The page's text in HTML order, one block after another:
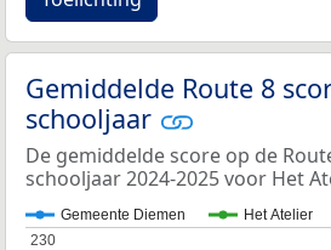
Gemiddelde Route 8
schooljaar
De gemiddelde score op de
schooljaar 2024-2025 voor Het
Gemeente Diemen Het Atelier
230
230